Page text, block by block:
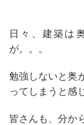
日々、建築は
が。。。
勉強しないと奥
ってしまうと感
皆さんも、分か